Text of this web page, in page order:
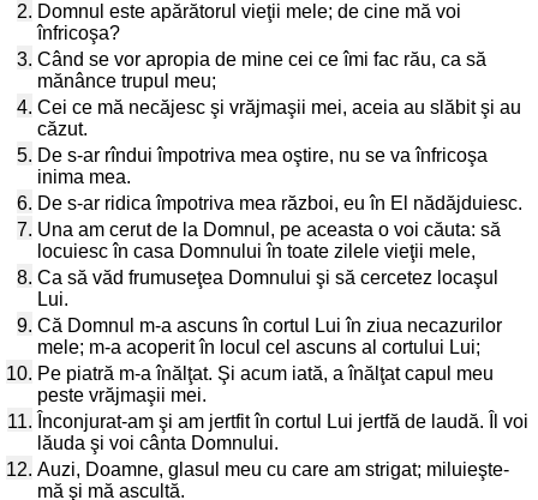
2. Domnul este apărătorul vieţii mele; de cine mă voi
înfricoşa?
3. Când se vor apropia de mine cei ce îmi fac rău, ca să
mănânce trupul meu;
4. Cei ce mă necăjesc şi vrăjmaşii mei, aceia au slăbit şi au
căzut.
5. De s-ar rîndui împotriva mea oştire, nu se va înfricoşa
inima mea.
6. De s-ar ridica împotriva mea război, eu în El nădăjduiesc.
7. Una am cerut de la Domnul, pe aceasta o voi căuta: să
locuiesc în casa Domnului în toate zilele vieţii mele,
8. Ca să văd frumuseţea Domnului şi să cercetez locaşul
Lui.
9. Că Domnul m-a ascuns în cortul Lui în ziua necazurilor
mele; m-a acoperit în locul cel ascuns al cortului Lui;
10. Pe piatră m-a înălţat. Şi acum iată, a înălţat capul meu
peste vrăjmaşii mei.
11. Înconjurat-am şi am jertfit în cortul Lui jertfă de laudă. Îl voi
lăuda şi voi cânta Domnului.
12. Auzi, Doamne, glasul meu cu care am strigat; miluieşte-
mă şi mă ascultă.